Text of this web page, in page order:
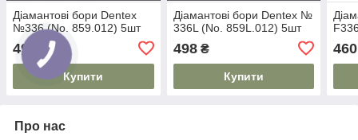
Діамантові бори Dentex
№336 (No. 859.012) 5шт
498 ₴
Купити
Діамантові бори Dentex №
336L (No. 859L.012) 5шт
498₴
Купити
460
Про нас